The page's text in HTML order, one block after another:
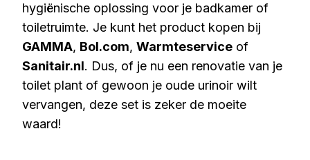
hygiënische oplossing voor je badkamer of
toiletruimte. Je kunt het product kopen bij
GAMMA, Bol.com, Warmteservice of
Sanitair.nl. Dus, of je nu een renovatie van je
toilet plant of gewoon je oude urinoir wilt
vervangen, deze set is zeker de moeite
waard!